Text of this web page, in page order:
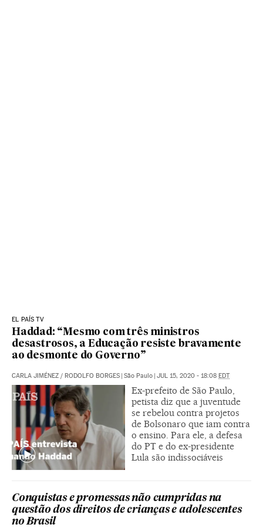
EL PAÍS TV
Haddad: “Mesmo com três ministros
desastrosos, a Educação resiste bravamente
ao desmonte do Governo”
CARLA JIMÉNEZ / RODOLFO BORGES | São Paulo | JUL 15, 2020 - 18:08 EDT
Ex-prefeito de São Paulo,
petista diz que a juventude
se rebelou contra projetos
de Bolsonaro que iam contra
o ensino. Para ele, a defesa
do PT e do ex-presidente
Lula são indissociáveis
Conquistas e promessas não cumpridas na
questão dos direitos de crianças e adolescentes
no Brasil